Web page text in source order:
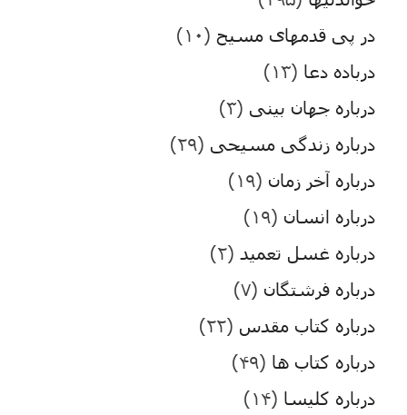
در پی قدمهای مسیح (۱۰)
درباده دعا (۱۳)
درباره جهان بینی (۳)
درباره زندگی مسیحی (۲۹)
درباره آخر زمان (۱۹)
درباره انسان (۱۹)
درباره غسل تعمید (۲)
درباره فرشتگان (۷)
درباره کتاب مقدس (۲۲)
درباره کتاب ها (۴۹)
درباره کلیسا (۱۴)